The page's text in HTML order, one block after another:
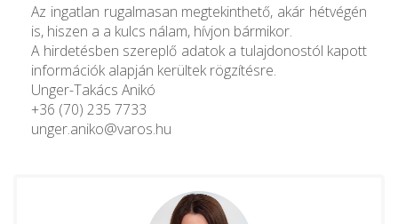
Az ingatlan rugalmasan megtekinthető, akár hétvégén
is, hiszen a a kulcs nálam, hívjon bármikor.
A hirdetésben szereplő adatok a tulajdonostól kapott
információk alapján kerültek rögzítésre.
Unger-Takács Anikó
+36 (70) 235 7733
unger.aniko@varos.hu